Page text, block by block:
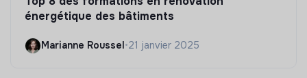
énergétique des bâtiments
Marianne Roussel•21 janvier 2025